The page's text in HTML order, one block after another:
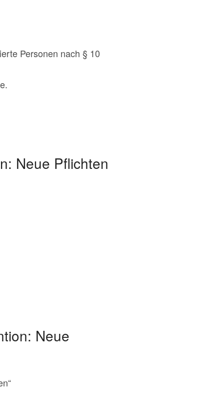
Personen nach § 10
Neue Pflichten
Neue